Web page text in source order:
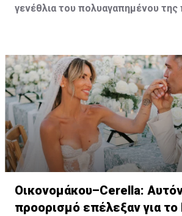
γενέθλια του πολυαγαπημένου της
Οικονομάκου–Cerella:
προορισμό επέλεξαν για